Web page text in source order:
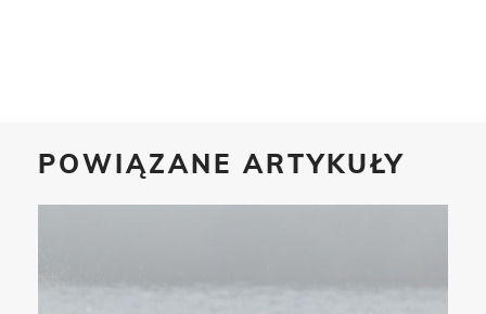
POWIĄZANE ARTYKUŁY